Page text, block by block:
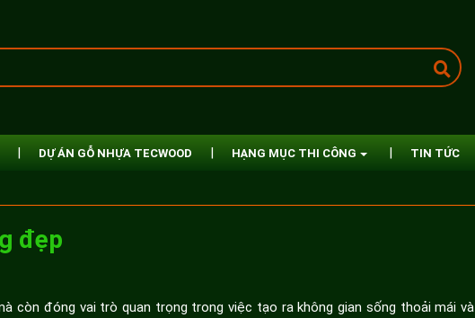
DỰ ÁN GỖ NHỰA TECWOOD HẠNG MỤC THI CÔNG TIN TỨC
đẹp
còn đóng vai trò quan trọng trong việc tạo ra không gian sống thoải mái và